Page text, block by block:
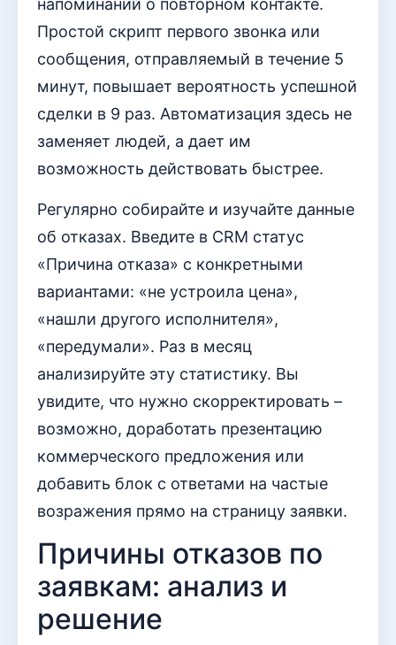
напоминаний о повторном контакте.
Простой скрипт первого звонка или
сообщения, отправляемый в течение 5
минут, повышает вероятность успешной
сделки в 9 раз. Автоматизация здесь не
заменяет людей, а дает им
возможность действовать быстрее.
Регулярно собирайте и изучайте данные
об отказах. Введите в CRM статус
«Причина отказа» с конкретными
вариантами: «не устроила цена»,
«нашли другого исполнителя»,
«передумали». Раз в месяц
анализируйте эту статистику. Вы
увидите, что нужно скорректировать –
возможно, доработать презентацию
коммерческого предложения или
добавить блок с ответами на частые
возражения прямо на страницу заявки.
Причины отказов по
заявкам: анализ и
решение